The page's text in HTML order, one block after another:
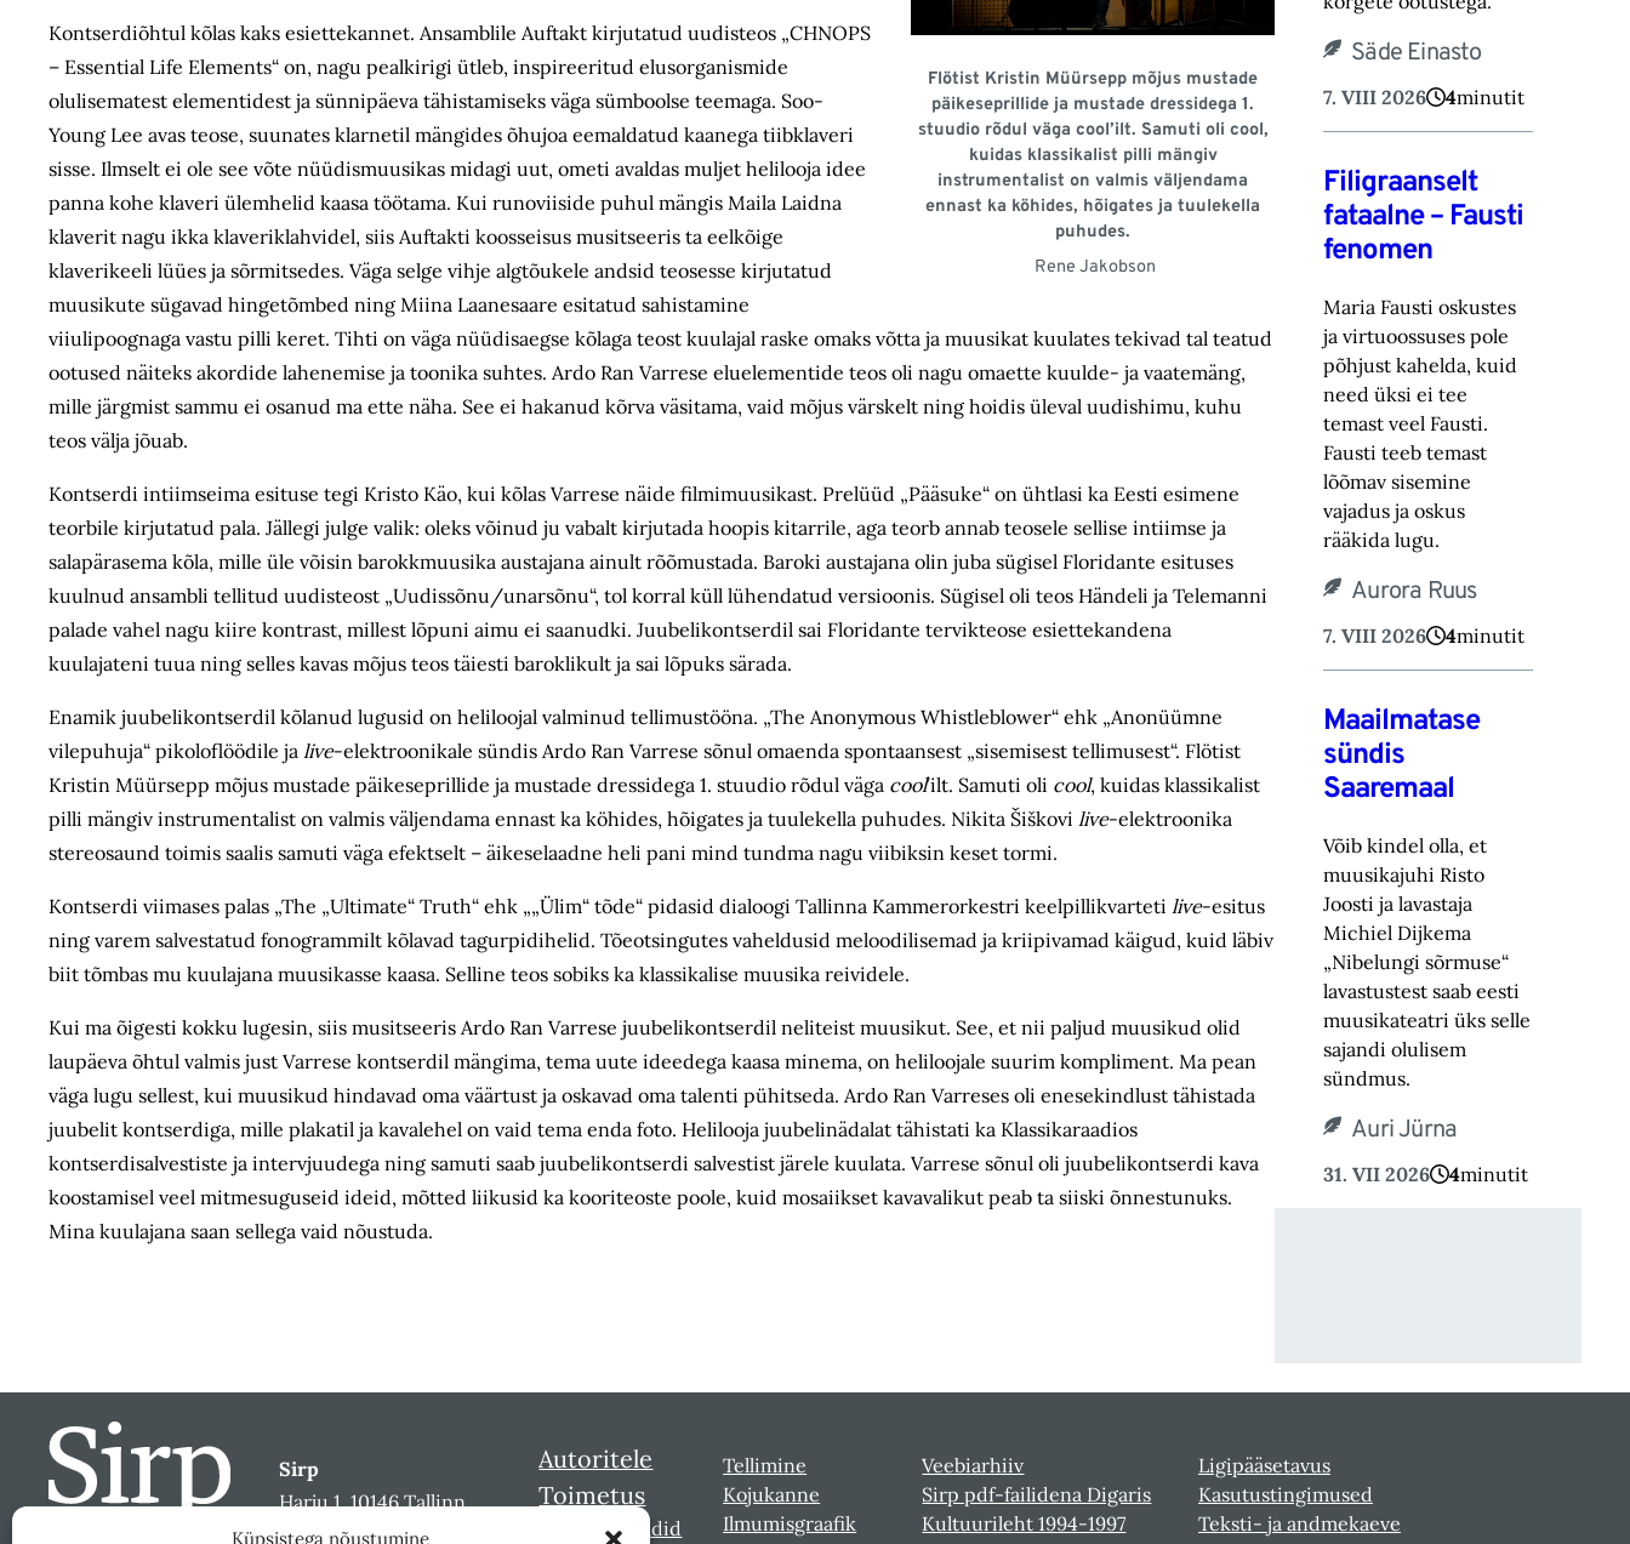
Küpsistega nõustumine
Flötist Kristin Müürsepp mõjus mustade
päikeseprillide ja mustade dressidega 1.
stuudio rõdul väga cool’ilt. Samuti oli cool,
kuidas klassikalist pilli mängiv
instrumentalist on valmis väljendama
ennast ka köhides, hõigates ja tuulekella
puhudes.
Rene Jakobson
Kontserdiõhtul kõlas kaks esiettekannet. Ansamblile Auftakt kirjutatud uudisteos „CHNOPS
– Essential Life Elements“ on, nagu pealkirigi ütleb, inspireeritud elusorganismide
olulisematest elementidest ja sünnipäeva tähistamiseks väga sümboolse teemaga. Soo-
Young Lee avas teose, suunates klarnetil mängides õhujoa eemaldatud kaanega tiibklaveri
sisse. Ilmselt ei ole see võte nüüdismuusikas midagi uut, ometi avaldas muljet helilooja idee
panna kohe klaveri ülemhelid kaasa töötama. Kui runoviiside puhul mängis Maila Laidna
klaverit nagu ikka klaveriklahvidel, siis Auftakti koosseisus musitseeris ta eelkõige
klaverikeeli lüües ja sõrmitsedes. Väga selge vihje algtõukele andsid teosesse kirjutatud
muusikute sügavad hinge­tõmbed ning Miina Laanesaare esitatud sahistamine
viiulipoognaga vastu pilli keret. Tihti on väga nüüdisaegse kõlaga teost kuulajal raske omaks võtta ja muusikat kuulates tekivad tal teatud
ootused näiteks akordide lahenemise ja toonika suhtes. Ardo Ran Varrese eluelementide teos oli nagu omaette kuulde- ja vaatemäng,
mille järgmist sammu ei osanud ma ette näha. See ei hakanud kõrva väsitama, vaid mõjus värskelt ning hoidis üleval uudishimu, kuhu
teos välja jõuab.
Kontserdi intiimseima esituse tegi Kristo Käo, kui kõlas Varrese näide filmimuusikast. Prelüüd „Pääsuke“ on ühtlasi ka Eesti esimene
teorbile kirjutatud pala. Jällegi julge valik: oleks võinud ju vabalt kirjutada hoopis kitarrile, aga teorb annab teosele sellise intiimse ja
salapärasema kõla, mille üle võisin barokkmuusika austajana ainult rõõmustada. Baroki austajana olin juba sügisel Floridante esituses
kuulnud ansambli tellitud uudisteost „Uudissõnu/unarsõnu“, tol korral küll lühendatud versioonis. Sügisel oli teos Händeli ja Telemanni
palade vahel nagu kiire kontrast, millest lõpuni aimu ei saanudki. Juubelikontserdil sai Floridante tervikteose esiette­kandena
kuulajateni tuua ning selles kavas mõjus teos täiesti baroklikult ja sai lõpuks särada.
Enamik juubelikontserdil kõlanud lugusid on heliloojal valminud tellimustööna. „The Anonymous Whistleblower“ ehk „Anonüümne
vilepuhuja“ pikolo­flöödile ja live-elektroonikale sündis Ardo Ran Varrese sõnul omaenda spontaansest „sisemisest tellimusest“. Flötist
Kristin Müürsepp mõjus mustade päikese­prillide ja mustade dressidega 1. stuudio rõdul väga cool’ilt. Samuti oli cool, kuidas klassikalist
pilli mängiv instrumentalist on valmis väljendama ennast ka köhides, hõigates ja tuulekella puhudes. Nikita Šiškovi live-elektroonika
stereosaund toimis saalis samuti väga efektselt – äikeselaadne heli pani mind tundma nagu viibiksin keset tormi.
Kontserdi viimases palas „The „Ultimate“ Truth“ ehk „„Ülim“ tõde“ pidasid dialoogi Tallinna Kammerorkestri keelpillikvarteti live-esitus
ning varem salvestatud fonogrammilt kõlavad tagurpidihelid. Tõeotsingutes vaheldusid meloodilisemad ja kriipivamad käigud, kuid läbiv
biit tõmbas mu kuulajana muusikasse kaasa. Selline teos sobiks ka klassikalise muusika reividele.
Kui ma õigesti kokku lugesin, siis musitseeris Ardo Ran Varrese juubelikontserdil neliteist muusikut. See, et nii paljud muusikud olid
laupäeva õhtul valmis just Varrese kontserdil mängima, tema uute ideedega kaasa minema, on heliloojale suurim kompliment. Ma pean
väga lugu sellest, kui muusikud hindavad oma väärtust ja oskavad oma talenti pühitseda. Ardo Ran Varreses oli enesekindlust tähistada
juubelit kontserdiga, mille plakatil ja kavalehel on vaid tema enda foto. Helilooja juubeli­nädalat tähistati ka Klassikaraadios
kontserdisalvestiste ja intervjuudega ning samuti saab juubelikontserdi salvestist järele kuulata. Varrese sõnul oli juubelikontserdi kava
koostamisel veel mitmesuguseid ideid, mõtted liikusid ka kooriteoste poole, kuid mosaiikset kavavalikut peab ta siiski õnnestunuks.
Mina kuulajana saan sellega vaid nõustuda.
Säde Einasto
7. VIII 2026 4minutit
Filigraanselt
fataalne – Fausti
fenomen
Maria Fausti oskustes
ja virtuoossuses pole
põhjust kahelda, kuid
need üksi ei tee
temast ‎veel Fausti.
Fausti teeb temast
lõõmav sisemine
vajadus ja oskus
rääkida lugu.‎
Aurora Ruus
7. VIII 2026 4minutit
Maailmatase
sündis
Saaremaal
Võib kindel olla, et
muusikajuhi Risto
Joosti ja lavastaja
Michiel Dijkema
„Nibelungi sõrmuse“
lavastustest saab eesti
muusikateatri üks selle
sajandi olulisem
sündmus.
Auri Jürna
31. VII 2026 4minutit
Sirp
Harju 1, 10146 Tallinn
sirp@sirp.ee
Autoritele
Toimetus
Sirbi laureaadid
Tellimine
Kojukanne
Ilmumisgraafik
Veebiarhiiv
Sirp pdf-failidena Digaris
Kultuurileht 1994-1997
Ligipääsetavus
Kasutustingimused
Teksti- ja andmekaeve